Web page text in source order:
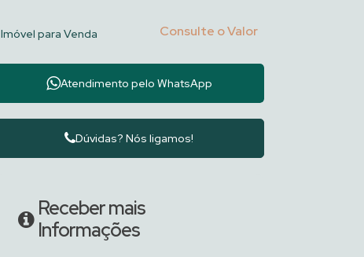
Consulte o Valor
Imóvel para Venda
Atendimento pelo WhatsApp
Dúvidas? Nós ligamos!
Receber mais
Informações